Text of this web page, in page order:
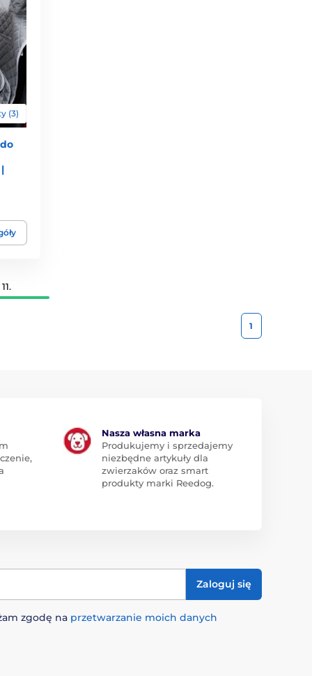
(3)
1
Nasza własna marka
Produkujemy i sprzedajemy
niezbędne artykuły dla
zwierzaków oraz smart
produkty marki Reedog.
Zaloguj się
zgodę na przetwarzanie moich danych